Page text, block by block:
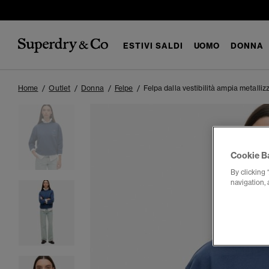
ESTIVI SALDI UOMO DONNA
Home Outlet Donna Felpe Felpa dalla vestibilità ampia
Cookie
By clicking
navigation,